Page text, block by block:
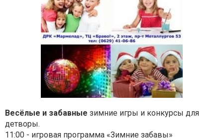
Весёлые и забавные зимние игры и конкурсы для
детворы.
11:00 - игровая программа «Зимние забавы»